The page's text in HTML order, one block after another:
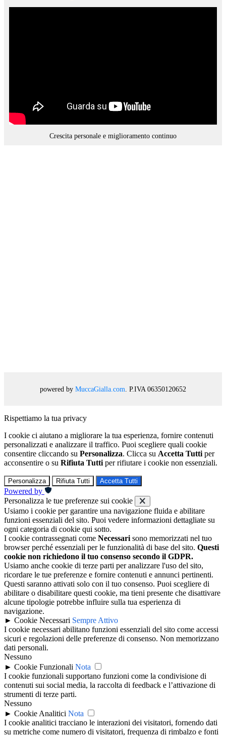
Crescita personale e miglioramento continuo
powered by MuccaGialla.com . P.IVA 06350120652
Rispettiamo la tua privacy
I cookie ci aiutano a migliorare la tua esperienza, fornire contenuti
personalizzati e analizzare il traffico. Puoi scegliere quali cookie
consentire cliccando su Personalizza. Clicca su Accetta Tutti per
acconsentire o su Rifiuta Tutti per rifiutare i cookie non essenziali.
Personalizza Rifiuta Tutti Accetta Tutti
Powered by
Personalizza le tue preferenze sui cookie
Usiamo i cookie per garantire una navigazione fluida e abilitare
funzioni essenziali del sito. Puoi vedere informazioni dettagliate su
ogni categoria di cookie qui sotto.
I cookie contrassegnati come Necessari sono memorizzati nel tuo
browser perché essenziali per le funzionalità di base del sito. Questi
cookie non richiedono il tuo consenso secondo il GDPR.
Usiamo anche cookie di terze parti per analizzare l'uso del sito,
ricordare le tue preferenze e fornire contenuti e annunci pertinenti.
Questi saranno attivati solo con il tuo consenso. Puoi scegliere di
abilitare o disabilitare questi cookie, ma tieni presente che disattivare
alcune tipologie potrebbe influire sulla tua esperienza di
navigazione.
► Cookie Necessari Sempre Attivo
I cookie necessari abilitano funzioni essenziali del sito come accessi
sicuri e regolazioni delle preferenze di consenso. Non memorizzano
dati personali.
Nessuno
► Cookie Funzionali Nota
I cookie funzionali supportano funzioni come la condivisione di
contenuti sui social media, la raccolta di feedback e l’attivazione di
strumenti di terze parti.
Nessuno
► Cookie Analitici Nota
I cookie analitici tracciano le interazioni dei visitatori, fornendo dati
su metriche come numero di visitatori, frequenza di rimbalzo e fonti